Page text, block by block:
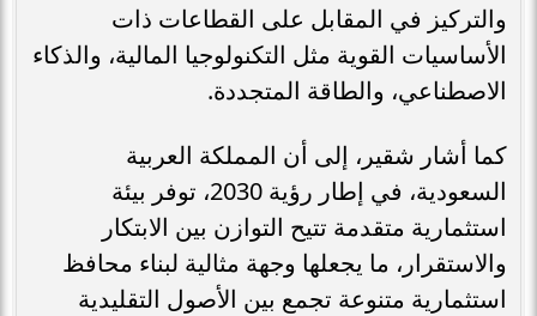
والتركيز في المقابل على القطاعات ذات
الأساسيات القوية مثل التكنولوجيا المالية، والذكاء
الاصطناعي، والطاقة المتجددة.
كما أشار شقير، إلى أن المملكة العربية
السعودية، في إطار رؤية 2030، توفر بيئة
استثمارية متقدمة تتيح التوازن بين الابتكار
والاستقرار، ما يجعلها وجهة مثالية لبناء محافظ
استثمارية متنوعة تجمع بين الأصول التقليدية